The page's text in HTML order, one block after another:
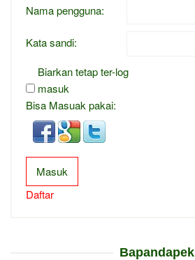
Nama pengguna:
Kata sandi:
Biarkan tetap ter-log
masuk
Bisa Masuak pakai:
Masuk
Daftar
Bapandapek